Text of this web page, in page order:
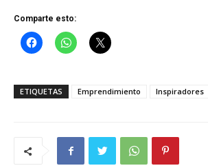
Comparte esto:
ETIQUETAS Emprendimiento Inspiradores